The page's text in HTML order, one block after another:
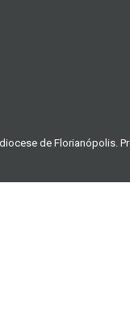
de Florianópolis.